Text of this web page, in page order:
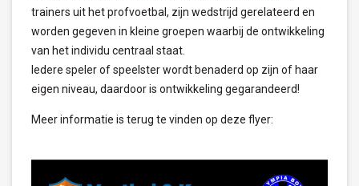
trainers uit het profvoetbal, zijn wedstrijd gerelateerd en
worden gegeven in kleine groepen waarbij de ontwikkeling
van het individu centraal staat.
Iedere speler of speelster wordt benaderd op zijn of haar
eigen niveau, daardoor is ontwikkeling gegarandeerd!
Meer informatie is terug te vinden op deze flyer: